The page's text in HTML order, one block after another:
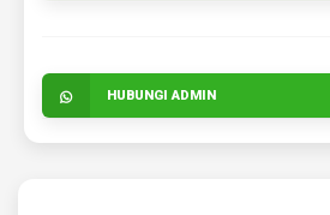
HUBUNGI ADMIN